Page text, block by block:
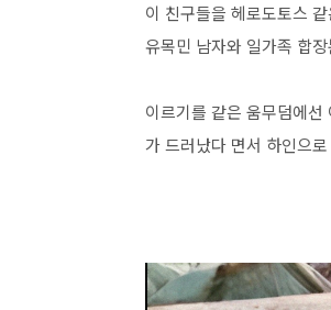
이 친구들을 헤로도토스
유목민 남자와 일가족 합
이르기를 같은 움무덤에
가 드러났다 면서 하인으